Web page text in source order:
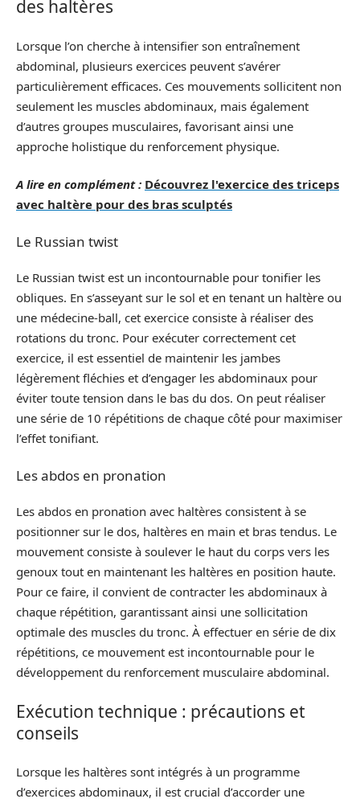
des haltères
Lorsque l’on cherche à intensifier son entraînement
abdominal, plusieurs exercices peuvent s’avérer
particulièrement efficaces. Ces mouvements sollicitent non
seulement les muscles abdominaux, mais également
d’autres groupes musculaires, favorisant ainsi une
approche holistique du renforcement physique.
A lire en complément : Découvrez l'exercice des triceps
avec haltère pour des bras sculptés
Le Russian twist
Le Russian twist est un incontournable pour tonifier les
obliques. En s’asseyant sur le sol et en tenant un haltère ou
une médecine-ball, cet exercice consiste à réaliser des
rotations du tronc. Pour exécuter correctement cet
exercice, il est essentiel de maintenir les jambes
légèrement fléchies et d’engager les abdominaux pour
éviter toute tension dans le bas du dos. On peut réaliser
une série de 10 répétitions de chaque côté pour maximiser
l’effet tonifiant.
Les abdos en pronation
Les abdos en pronation avec haltères consistent à se
positionner sur le dos, haltères en main et bras tendus. Le
mouvement consiste à soulever le haut du corps vers les
genoux tout en maintenant les haltères en position haute.
Pour ce faire, il convient de contracter les abdominaux à
chaque répétition, garantissant ainsi une sollicitation
optimale des muscles du tronc. À effectuer en série de dix
répétitions, ce mouvement est incontournable pour le
développement du renforcement musculaire abdominal.
Exécution technique : précautions et
conseils
Lorsque les haltères sont intégrés à un programme
d’exercices abdominaux, il est crucial d’accorder une